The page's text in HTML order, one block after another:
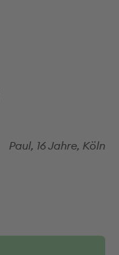
Paul, 16 Jahre, Köln